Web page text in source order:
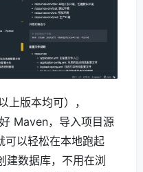
上版本均可），
Maven，导入项目源
可以轻松在本地跑起
建数据库，不用在浏